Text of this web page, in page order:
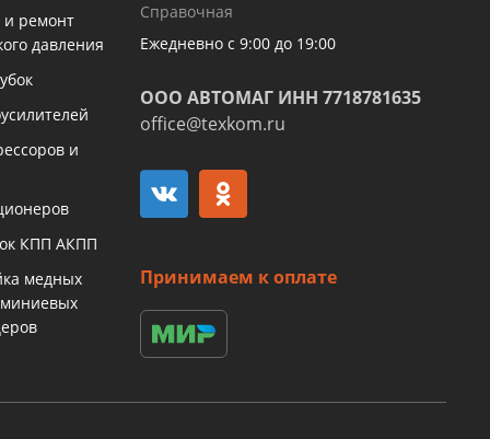
и ремонт
давления
и
КПП АКПП
медных
Справочная
Ежедневно с 9:00 до 19:00
ООО АВТОМАГ ИНН 7718781635
office@texkom.ru
Принимаем к оплате